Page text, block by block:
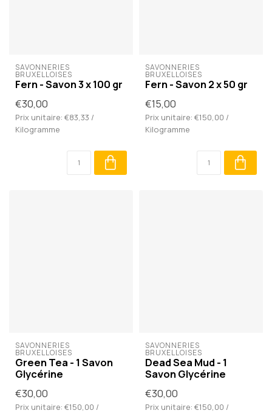
SAVONNERIES
BRUXELLOISES
Fern - Savon 3 x 100 gr
€30,00
Prix unitaire: €83,33 /
Kilogramme
SAVONNERIES
BRUXELLOISES
Fern - Savon 2 x 50 gr
€15,00
Prix unitaire: €150,00 /
Kilogramme
SAVONNERIES
BRUXELLOISES
Green Tea - 1 Savon
Glycérine
€30,00
Prix unitaire: €150,00 /
SAVONNERIES
BRUXELLOISES
Dead Sea Mud - 1
Savon Glycérine
€30,00
Prix unitaire: €150,00 /